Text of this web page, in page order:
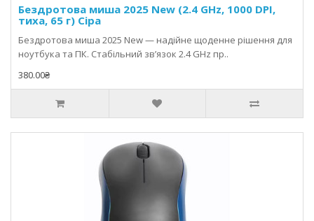
Бездротова миша 2025 New (2.4 GHz, 1000 DPI,
тиха, 65 г) Сіра
Бездротова миша 2025 New — надійне щоденне рішення для
ноутбука та ПК. Стабільний зв’язок 2.4 GHz пр..
380.00₴